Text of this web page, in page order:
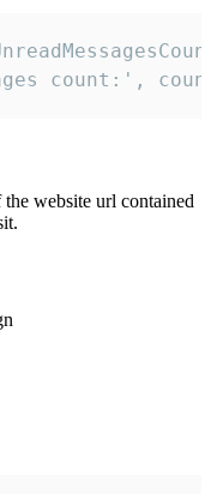
count:',
website url contained